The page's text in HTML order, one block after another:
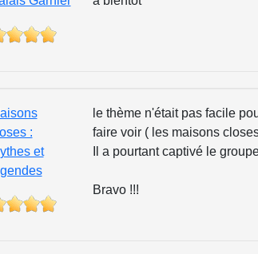
:
et
le thème n'était pas facile
faire voir ( les maisons
Il a pourtant captivé le
Bravo !!!